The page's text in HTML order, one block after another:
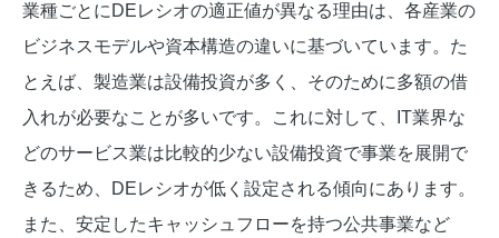
業種ごとにDEレシオの適正値が異なる理由は、各産業の
ビジネスモデルや資本構造の違いに基づいています。た
とえば、製造業は設備投資が多く、そのために多額の借
入れが必要なことが多いです。これに対して、IT業界な
どのサービス業は比較的少ない設備投資で事業を展開で
きるため、DEレシオが低く設定される傾向にあります。
また、安定したキャッシュフローを持つ公共事業など